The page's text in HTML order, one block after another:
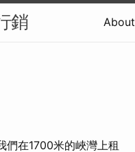
銷 About
們在1700米的峽灣上租